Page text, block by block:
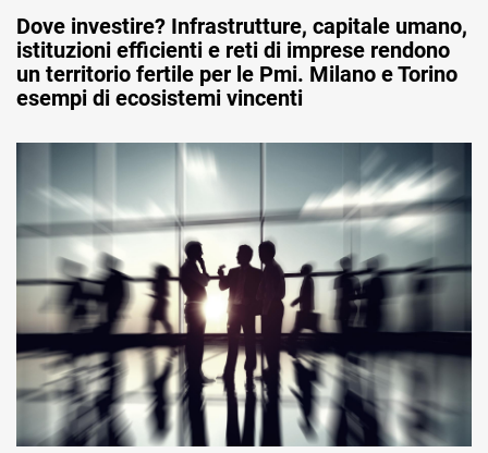
Dove investire? Infrastrutture, capitale umano,
istituzioni efficienti e reti di imprese rendono
un territorio fertile per le Pmi. Milano e Torino
esempi di ecosistemi vincenti